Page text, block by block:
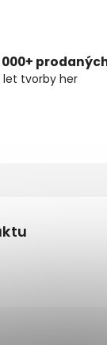
000+
let tvorby her